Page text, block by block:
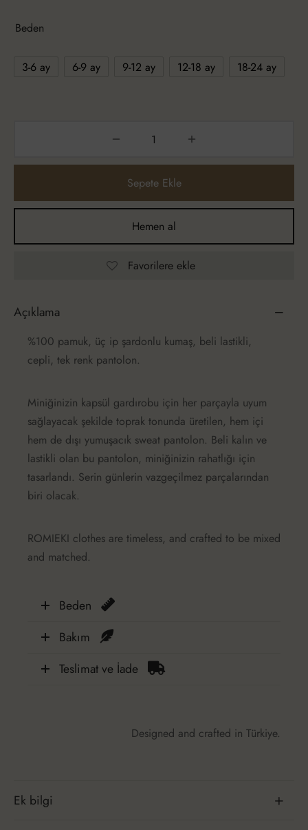
Beden
3-6 ay 6-9 ay 9-12 ay 12-18 ay 18-24 ay
Sepete Ekle
Hemen al
Favorilere ekle
Açıklama
%100 pamuk, üç ip şardonlu kumaş, beli lastikli,
cepli, tek renk pantolon.
Miniğinizin kapsül gardırobu için her parçayla uyum
sağlayacak şekilde toprak tonunda üretilen, hem içi
hem de dışı yumuşacık sweat pantolon. Beli kalın ve
lastikli olan bu pantolon, miniğinizin rahatlığı için
tasarlandı. Serin günlerin vazgeçilmez parçalarından
biri olacak.
ROMIEKI clothes are timeless, and crafted to be mixed
and matched.
Beden
Bakım
Teslimat ve İade
Designed and crafted in Türkiye.
Ek bilgi